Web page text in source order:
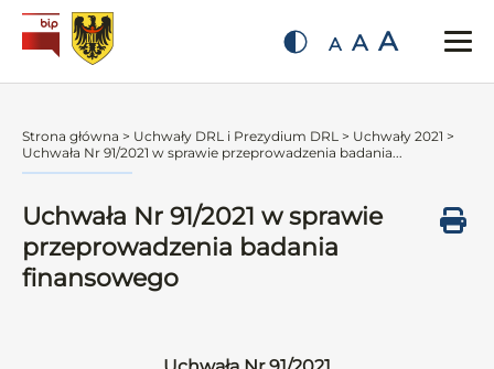
A A A
Strona główna > Uchwały DRL i Prezydium DRL > Uchwały 2021 >
Uchwała Nr 91/2021 w sprawie przeprowadzenia badania...
Uchwała Nr 91/2021 w sprawie
przeprowadzenia badania
finansowego